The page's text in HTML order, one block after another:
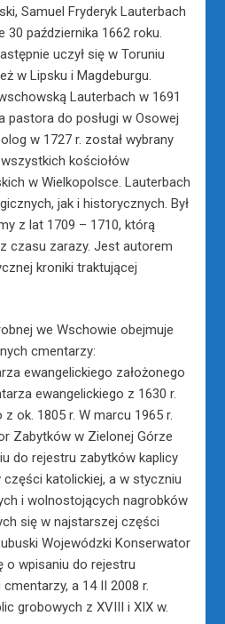
Samuel Fryderyk Lauterbach
30 października 1662 roku.
uczył się w Toruniu
w Lipsku i Magdeburgu.
Lauterbach w 1691
pastora do posługi w Osowej
w 1727 r. został wybrany
kościołów
w Wielkopolsce. Lauterbach
jak i historycznych. Był
z lat 1709 – 1710, którą
czasu zarazy. Jest autorem
kroniki traktującej
we Wschowie obejmuje
cmentarzy:
ewangelickiego założonego
ewangelickiego z 1630 r.
ok. 1805 r. W marcu 1965 r.
Zabytków w Zielonej Górze
do rejestru zabytków kaplicy
części katolickiej, a w styczniu
i wolnostojących nagrobków
się w najstarszej części
Wojewódzki Konserwator
o wpisaniu do rejestru
a 14 II 2008 r.
grobowych z XVIII i XIX w.